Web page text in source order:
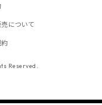
について
約
Reserved.